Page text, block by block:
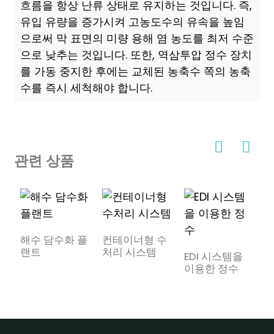
흐름을 항상 난류 상태로 유지하는 것입니다. 즉,
유입 유량을 증가시켜 고농도수의 유속을 높임
으로써 막 표면의 미량 용해 염 농도를 최저 수준
으로 낮추는 것입니다. 또한, 역삼투압 정수 장치
를 가동 중지한 후에는 교체된 농축수 쪽의 농축
수를 즉시 세척해야 합니다.
관련 상품
해수 담수화 플
랜트
컨테이너형 수
처리 시스템
EDI 시스템을
이용한 정수